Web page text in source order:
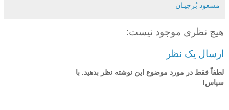
مسعود بُرجيـان
هیچ نظری موجود نیست:
ارسال یک نظر
لطفاً فقط در مورد موضوع این نوشته نظر بدهید. با
سپاس!